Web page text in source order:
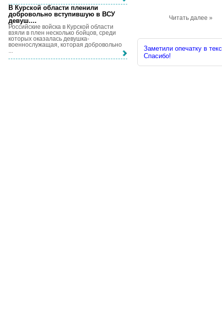
Читать далее »
Заметили опечатку в
Спасибо!
В Курской области пленили
добровольно вступившую в ВСУ
девуш....
Российские войска в Курской области
взяли в плен несколько бойцов, среди
которых оказалась девушка-
военнослужащая, которая добровольно
...